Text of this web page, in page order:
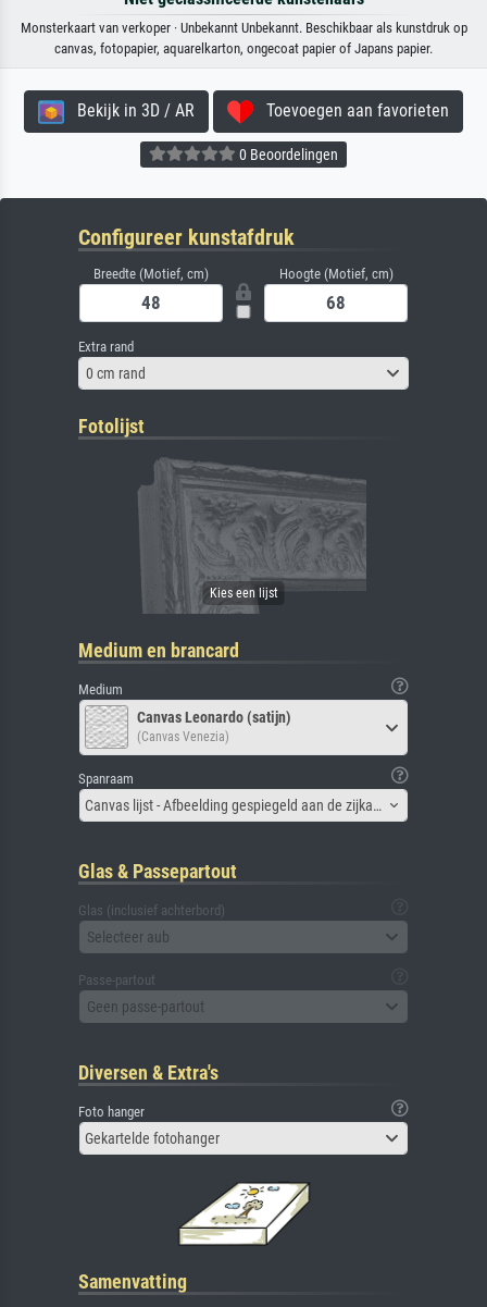
Monsterkaart van verkoper · Unbekannt Unbekannt. Beschikbaar als kunstdruk op
canvas, fotopapier, aquarelkarton, ongecoat papier of Japans papier.
Bekijk in 3D / AR Toevoegen aan favorieten
0 Beoordelingen
Configureer kunstafdruk
Breedte (Motief, cm) Hoogte (Motief, cm)
Extra rand
0 cm rand
Fotolijst
Medium en brancard
Medium
Canvas Leonardo (satijn)
(Canvas Venezia)
Spanraam
Canvas lijst - Afbeelding gespiegeld aan de zijkant
Glas & Passepartout
Glas (inclusief achterbord)
Selecteer aub
Passe-partout
Geen passe-partout
Diversen & Extra's
Foto hanger
Gekartelde fotohanger
Samenvatting